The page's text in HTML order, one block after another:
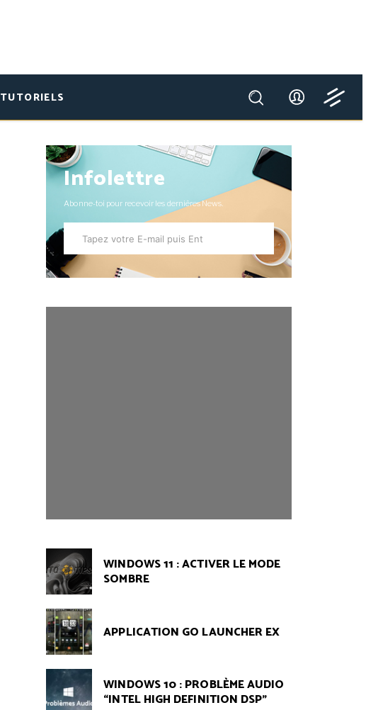
TUTORIELS
Infolettre
Abonne-toi pour recevoir les dernières News.
WINDOWS 11 : ACTIVER LE MODE
SOMBRE
APPLICATION GO LAUNCHER EX
WINDOWS 10 : PROBLÈME AUDIO
“INTEL HIGH DEFINITION DSP”